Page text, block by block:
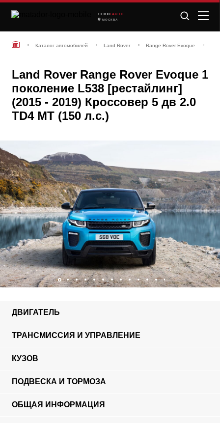
TECH /AUTO
МОСКВА
Каталог автомобилей Land Rover Range Rover Evoque
Land Rover Range Rover Evoque 1
поколение L538 [рестайлинг]
(2015 - 2019) Кроссовер 5 дв 2.0
TD4 MT (150 л.с.)
ДВИГАТЕЛЬ
ТРАНСМИССИЯ И УПРАВЛЕНИЕ
КУЗОВ
ПОДВЕСКА И ТОРМОЗА
ОБЩАЯ ИНФОРМАЦИЯ